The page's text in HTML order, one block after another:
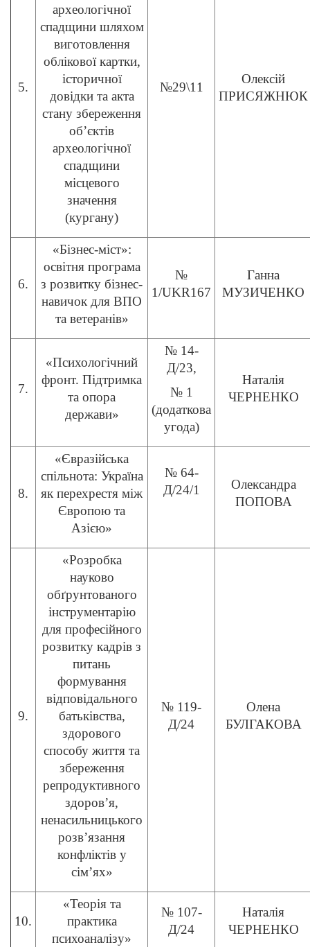
5.
археологічної
спадщини шляхом
виготовлення
облікової картки,
історичної
довідки та акта
стану збереження
об’єктів
археологічної
спадщини
місцевого
значення
(кургану)
№29\11
Олексій
ПРИСЯЖНЮК
6.
«Бізнес-міст»:
освітня програма
з розвитку бізнес-
навичок для ВПО
та ветеранів»
№
1/UKR167
Ганна
МУЗИЧЕНКО
7.
«Психологічний
фронт. Підтримка
та опора
держави»
№ 14-
Д/23,
№ 1
(додаткова
угода)
Наталія
ЧЕРНЕНКО
8.
«Євразійська
спільнота: Україна
як перехрестя між
Європою та
Азією»
№ 64-
Д/24/1
Олександра
ПОПОВА
9.
«Розробка
науково
обґрунтованого
інструментарію
для професійного
розвитку кадрів з
питань
формування
відповідального
батьківства,
здорового
способу життя та
збереження
репродуктивного
здоров’я,
ненасильницького
розв’язання
конфліктів у
сім’ях»
№ 119-
Д/24
Олена
БУЛГАКОВА
10.
«Теорія та
практика
психоаналізу»
№ 107-
Д/24
Наталія
ЧЕРНЕНКО